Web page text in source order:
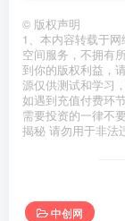
© 版权声明
1、本内容转载于
空间服务，不拥有
到你的版权利益，
源仅供测试和学习
如遇到充值付费环
需要投资的一律不
揭秘 请勿用于非法
中创网